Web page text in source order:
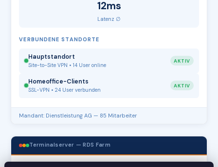
12ms
Latenz ∅
VERBUNDENE STANDORTE
Hauptstandort
Site-to-Site VPN • 14 User online
AKTIV
Homeoffice-Clients
SSL-VPN • 24 User verbunden
AKTIV
Mandant: Dienstleistung AG — 85 Mitarbeiter
Terminalserver — RDS Farm